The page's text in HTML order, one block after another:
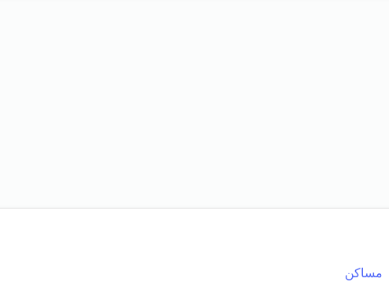
مساكن